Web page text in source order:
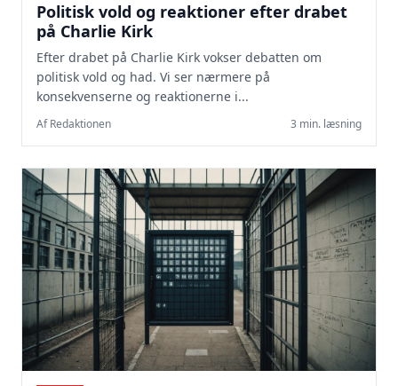
Politisk vold og reaktioner efter drabet
på Charlie Kirk
Efter drabet på Charlie Kirk vokser debatten om
politisk vold og had. Vi ser nærmere på
konsekvenserne og reaktionerne i...
Af Redaktionen 3 min. læsning